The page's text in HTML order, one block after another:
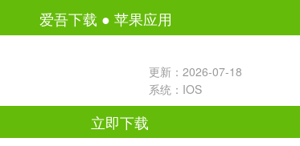
爱吾下载 ● 苹果应用
更新：2026-07-18
系统：IOS
立即下载